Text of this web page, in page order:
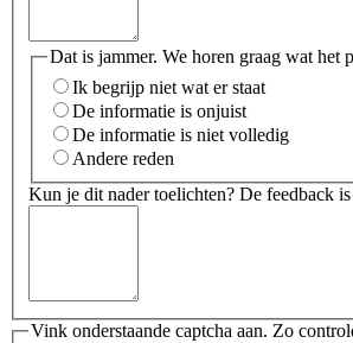
Dat is jammer. We horen graag wat het
Ik begrijp niet wat er staat
De informatie is onjuist
De informatie is niet volledig
Andere reden
Kun je dit nader toelichten? De feedback
Vink onderstaande captcha aan. Zo